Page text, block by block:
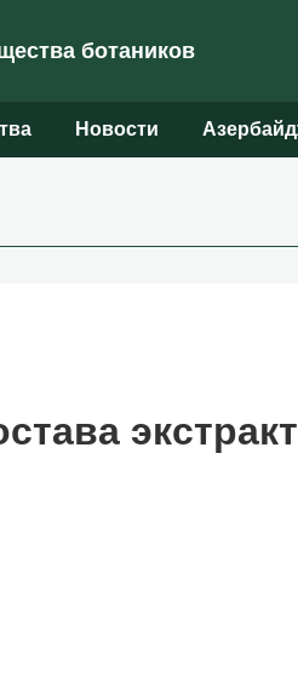
ботаников
Новости